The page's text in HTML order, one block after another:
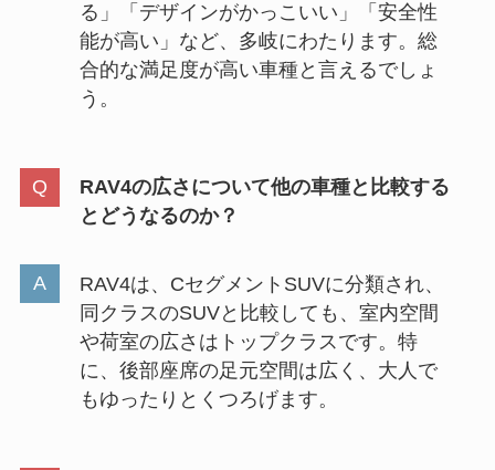
る」「デザインがかっこいい」「安全性
能が高い」など、多岐にわたります。総
合的な満足度が高い車種と言えるでしょ
う。
RAV4の広さについて他の車種と比較する
とどうなるのか？
RAV4は、CセグメントSUVに分類され、
同クラスのSUVと比較しても、室内空間
や荷室の広さはトップクラスです。特
に、後部座席の足元空間は広く、大人で
もゆったりとくつろげます。